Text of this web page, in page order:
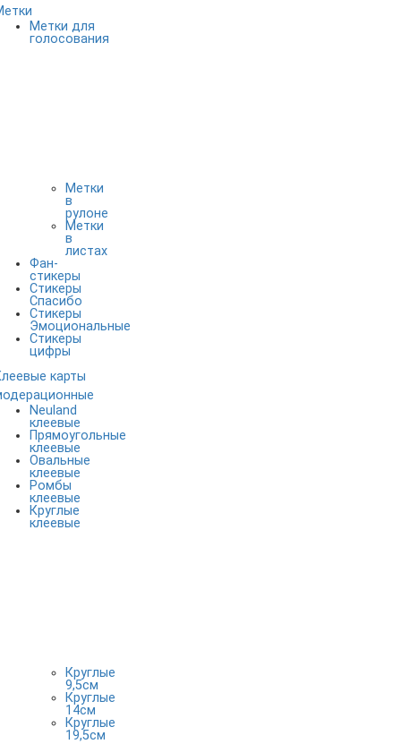
Метки для
голосования
Метки
в
рулоне
Метки
в
листах
Фан-
стикеры
Стикеры
Спасибо
Стикеры
Эмоциональные
Стикеры
цифры
карты
Neuland
клеевые
Прямоугольные
клеевые
Овальные
клеевые
Ромбы
клеевые
Круглые
клеевые
Круглые
9,5см
Круглые
14см
Круглые
19,5см